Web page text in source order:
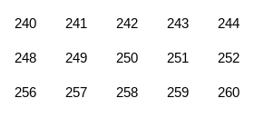
240 241 242 243 244
248 249 250 251 252
256 257 258 259 260